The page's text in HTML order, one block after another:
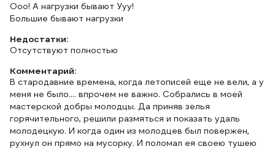
Ооо! А нагрузки бывают Ууу!
Большие бывают нагрузки
Недостатки:
Отсутствуют полностью
Комментарий:
В стародавние времена, когда летописей еще не вели, а у
меня не было.... впрочем не важно. Собрались в моей
мастерской добры молодцы. Да приняв зелья
горячительного, решили размяться и показать удаль
молодецкую. И когда один из молодцев был повержен,
рухнул он прямо на мусорку. И поломал ея своею тушею